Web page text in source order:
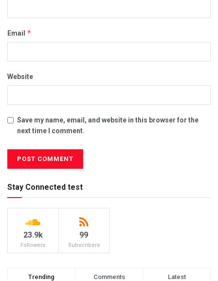
Email *
Website
Save my name, email, and website in this browser for the
next time I comment.
Stay Connected test
23.9k
Followers
99
Subscribers
Trending Comments Latest